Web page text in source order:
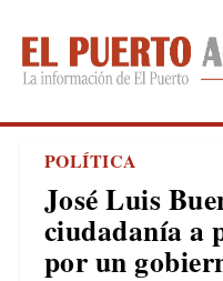
POLÍTICA
José Luis
ciudadanía a
por un